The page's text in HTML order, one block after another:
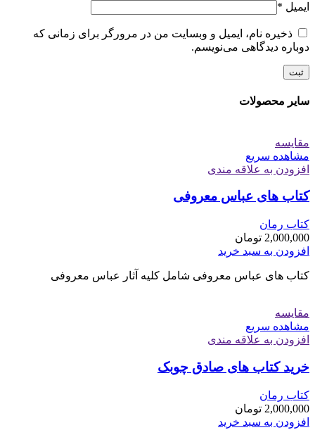
ایمیل *
ذخیره نام، ایمیل و وبسایت من در مرورگر برای زمانی که
دوباره دیدگاهی می‌نویسم.
سایر محصولات
مقایسه
مشاهده سریع
افزودن به علاقه مندی
کتاب های عباس معروفی
کتاب رمان
2,000,000 تومان
افزودن به سبد خرید
کتاب های عباس معروفی شامل کلیه آثار عباس معروفی
مقایسه
مشاهده سریع
افزودن به علاقه مندی
خرید کتاب های صادق چوبک
کتاب رمان
2,000,000 تومان
افزودن به سبد خرید